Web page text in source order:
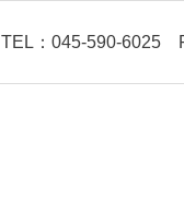
TEL：045-590-6025